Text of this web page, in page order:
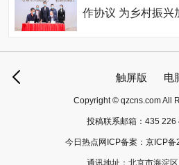
作协议 为乡村振兴
触屏版 电
Copyright © qzcns.com All
投稿联系邮箱： 435 226
今日热点网ICP备案： 京ICP备
通讯地址：北京市海淀